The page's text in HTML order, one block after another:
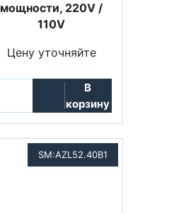
мощности, 220V /
110V
Цену уточняйте
В
корзину
SM:AZL52.40B1